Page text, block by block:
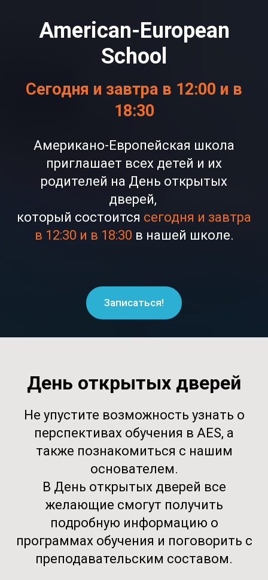
American-European
School
Сегодня и завтра в 12:00 и в
18:30
Американо-Европейская школа
приглашает всех детей и их
родителей на День открытых
дверей,
который состоится сегодня и завтра
в 12:30 и в 18:30 в нашей школе.
Записаться!
День открытых дверей
Не упустите возможность узнать о
перспективах обучения в AES, а
также познакомиться с нашим
основателем.
В День открытых дверей все
желающие смогут получить
подробную информацию о
программах обучения и поговорить с
преподавательским составом.